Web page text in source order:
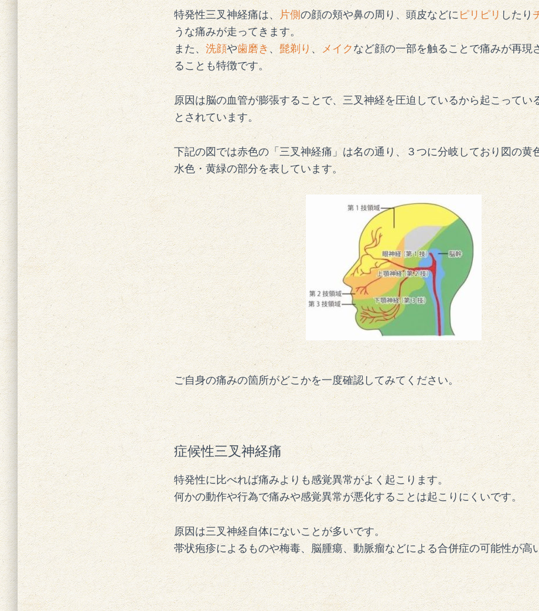
特発性三叉神経痛は、片側の顔の頬や鼻の周り、頭皮などにピリピリ したり
うな痛みが走ってきます。
また、洗顔や歯磨き、髭剃り、 メイクなど顔の一部を触ることで痛みが再現
ることも特徴です。
原因は脳の血管が膨張することで、三叉神経を圧迫しているから起こってい
とされています。
下記の図では赤色の「三叉神経痛」は名の通り、３つに分岐しており図の黄
水色・黄緑の部分を表しています。
ご自身の痛みの箇所がどこかを一度確認してみてください。
症候性三叉神経痛
特発性に比べれば痛みよりも感覚異常がよく起こります。
何かの動作や行為で痛みや感覚異常が悪化することは起こりにくいです。
原因は三叉神経自体にないことが多いです。
帯状疱疹によるものや梅毒、脳腫瘍、動脈瘤などによる合併症の可能性が高